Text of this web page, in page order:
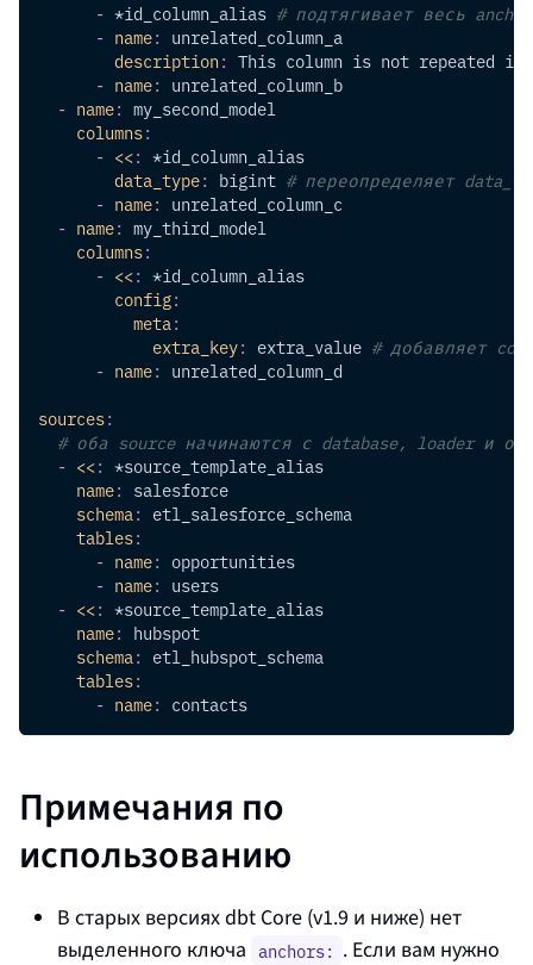
- *id_column_alias # подтягивает весь
- name: unrelated_column_a
description: This column is not repeated in
- name: unrelated_column_b
- name: my_second_model
columns:
- <<: *id_column_alias
data_type: bigint # переопределяет
- name: unrelated_column_c
- name: my_third_model
columns:
- <<: *id_column_alias
config:
meta :
extra_key: extra_value # добавляет
- name: unrelated_column_d
sources:
# оба source начинаются с database, loader и
- <<: *source_template_alias
name: salesforce
schema : etl_salesforce_schema
tables:
- name: opportunities
- name: users
- <<: *source_template_alias
name: hubspot
schema : etl_hubspot_schema
tables:
- name: contacts
Примечания по
использованию
В старых версиях dbt Core (v1.9 и ниже) нет
выделенного ключа anchors: . Если вам нужно